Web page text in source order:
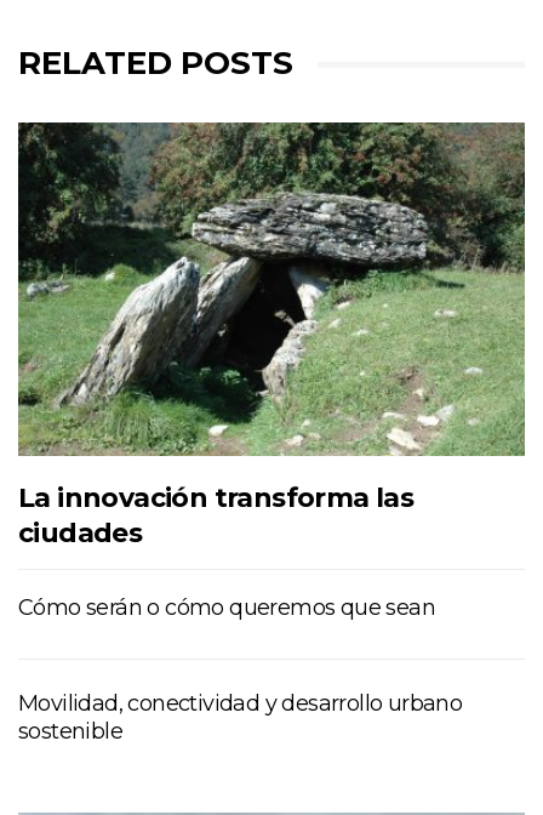
RELATED POSTS
La innovación transforma las
ciudades
Cómo serán o cómo queremos que sean
Movilidad, conectividad y desarrollo urbano
sostenible